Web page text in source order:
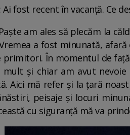
Ai fost recent în vacanță. Ce
Paște am ales să plecăm la
a fost minunată,
În momentul de
și chiar am avut nevoie
Aici mă refer și la țară
peisaje și locuri
cu siguranță mă va